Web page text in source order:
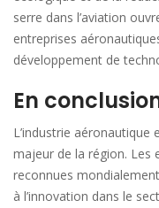
serre dans l’aviation
entreprises
développement de
En
L’industrie
majeur de la région. Les
reconnues
à l’innovation dans le